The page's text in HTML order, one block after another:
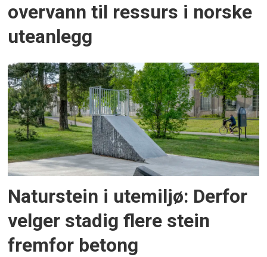
overvann til ressurs i norske
uteanlegg
Naturstein i utemiljø: Derfor
velger stadig flere stein
fremfor betong